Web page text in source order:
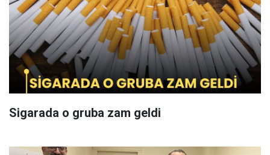
Sigarada o gruba zam geldi